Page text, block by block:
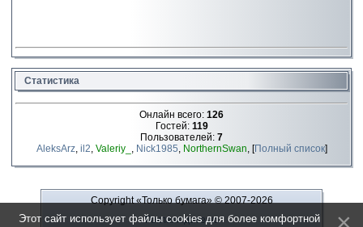
Статистика
Онлайн всего: 126
Гостей: 119
Пользователей: 7
AleksArz, il2, Valeriy_ , Nick1985, NorthernSwan, [Полный список]
Copyright «Только бумага»© 2007-2026
Рекламодателю
Этот сайт использует файлы cookies для более комфортной